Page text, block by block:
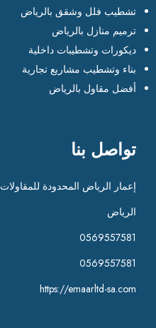
تشطيب فلل وشقق بالرياض
ترميم منازل بالرياض
ديكورات وتشطيبات داخلية
بناء وتشطيب مشاريع تجارية
أفضل مقاول بالرياض
تواصل بنا
إعمار الرياض المحدودة للمقاولات
الرياض
0569557581
0569557581
https://emaarltd-sa.com